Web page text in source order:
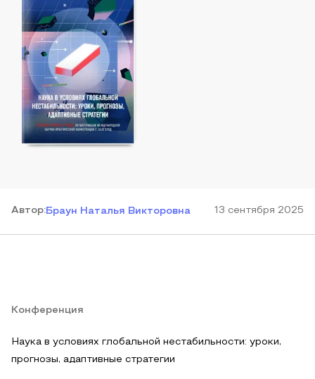
Автор:Браун Наталья Викторовна 13 сентября 2025
Конференция
Наука в условиях глобальной нестабильности: уроки,
прогнозы, адаптивные стратегии